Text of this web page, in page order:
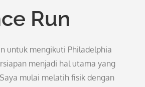
Run
untuk mengikuti Philadelphia
menjadi hal utama yang
mulai melatih fisik dengan